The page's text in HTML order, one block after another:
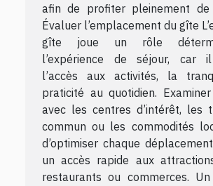
afin de profiter pleinement de
Évaluer l’emplacement du gîte
gîte joue un rôle
l’expérience de séjour, car il
l’accès aux activités, la
praticité au quotidien.
avec les centres d’intérêt, les
commun ou les commodités
d’optimiser chaque
un accès rapide aux
restaurants ou commerces.